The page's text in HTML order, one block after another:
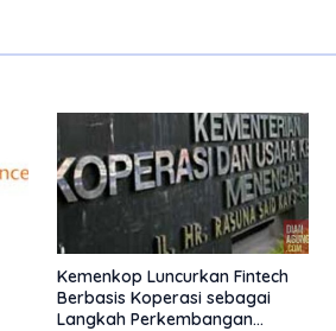
Kemenkop Luncurkan Fintech
Berbasis Koperasi sebagai
Langkah Perkembangan